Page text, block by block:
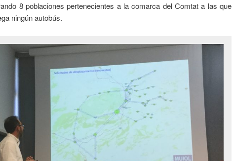
8 poblaciones pertenecientes a la comarca del Comtat a las que
ningún autobús.